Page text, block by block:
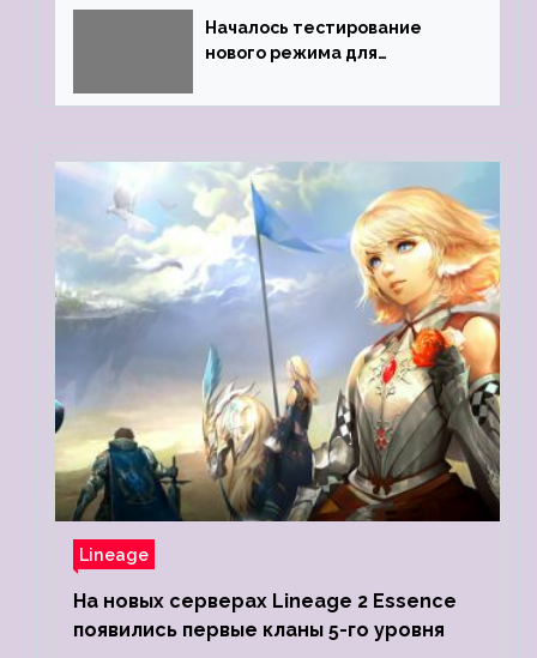
Началось тестирование
нового режима для
online
Lineage
На новых серверах Lineage 2 Essence
появились первые кланы 5-го уровня